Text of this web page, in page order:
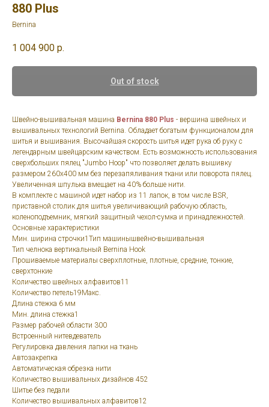
880 Plus
Bernina
1 004 900 р.
Out of stock
Швейно-вышивальная машина Bernina 880 Plus - вершина швейных и
вышивальных технологий Bernina. Обладает богатым функционалом для
шитья и вышивания. Высочайшая скорость шитья идет рука об руку с
легендарным швейцарским качеством. Есть возможность использования
сверхбольших пялец "Jumbo Hoop" что позволяет делать вышивку
размером 260х400 мм без перезапяливания ткани или поворота пялец.
Увеличенная шпулька вмещает на 40% больше нити.
В комплекте с машиной идет набор из 11 лапок, в том числе BSR,
приставной столик для шитья увеличивающий рабочую область,
коленоподъемник, мягкий защитный чехол-сумка и принадлежностей.
Основные характеристики
Мин. ширина строчки1Тип машинышвейно-вышивальная
Тип челнока вертикальный Bernina Hook
Прошиваемые материалы сверхплотные, плотные, средние, тонкие,
сверхтонкие
Количество швейных алфавитов11
Количество петель19Макс.
Длина стежка 6 мм
Мин. длина стежка1
Размер рабочей области 300
Встроенный нитевдеватель
Регулировка давления лапки на ткань
Автозакрепка
Автоматическая обрезка нити
Количество вышивальных дизайнов 452
Шитье без педали
Количество вышивальных алфавитов12